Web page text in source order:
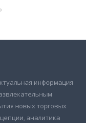
информация
новых торговых
аналитика